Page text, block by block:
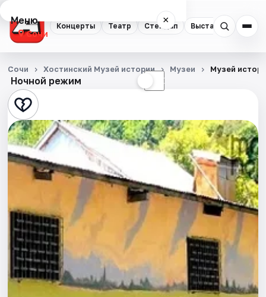
Концерты Театр Стендап Выставки
Меню ×
Сочи
Концерты
Театр
Стендап
Выставки
Квесты
Спорт
События
Ночной режим ☾
Сочи Хостинский Музей истории Музеи Музей